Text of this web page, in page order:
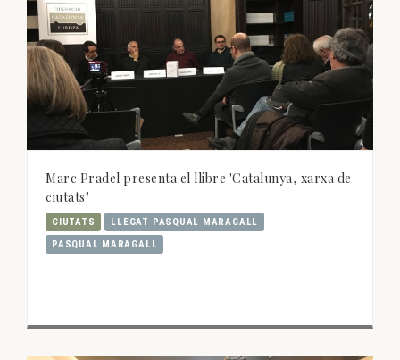
Marc Pradel presenta el llibre 'Catalunya, xarxa de
ciutats"
CIUTATS
LLEGAT PASQUAL MARAGALL
PASQUAL MARAGALL